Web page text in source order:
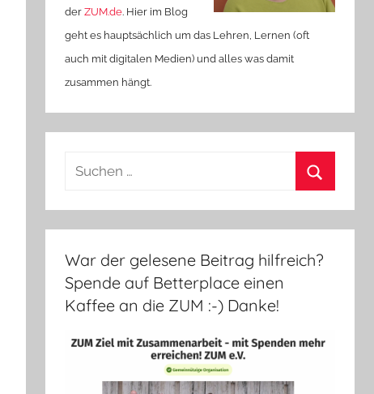
derZUM.de. Hier im Blog
geht es hauptsächlich um das Lehren, Lernen (oft
auch mit digitalen Medien) und alles was damit
zusammen hängt.
Suchen
War der gelesene Beitrag hilfreich?
Spende auf Betterplace einen
Kaffee an die ZUM :-) Danke!